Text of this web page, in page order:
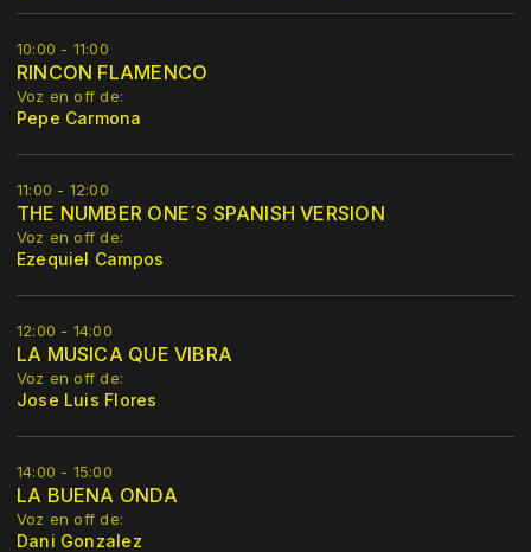
10:00 - 11:00
RINCON FLAMENCO
Voz en off de:
Pepe Carmona
11:00 - 12:00
THE NUMBER ONE´S SPANISH VERSION
Voz en off de:
Ezequiel Campos
12:00 - 14:00
LA MUSICA QUE VIBRA
Voz en off de:
Jose Luis Flores
14:00 - 15:00
LA BUENA ONDA
Voz en off de:
Dani Gonzalez